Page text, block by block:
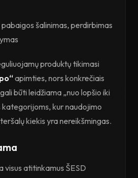
šalinimas, perdirbimas
produktų tikimasi
apimties, nors konkrečiais
būti leidžiama „nuo lopšio iki
kur naudojimo
kiekis yra nereikšmingas.
visus atitinkamus ŠESD